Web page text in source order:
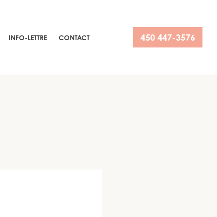
INFO-LETTRE CONTACT 450 447-3576